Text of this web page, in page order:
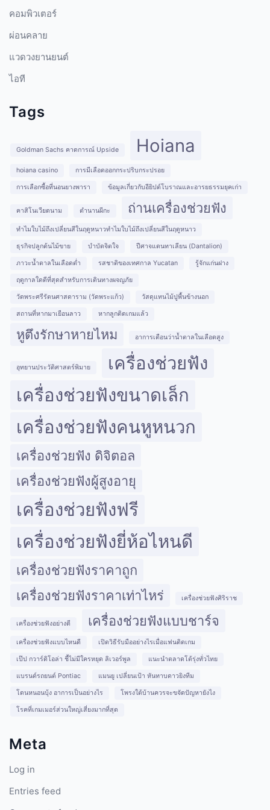
คอมพิวเตอร์
ผ่อนคลาย
แวดวงยานยนต์
ไอที
Tags
Goldman Sachs คาดการณ์ Upside Hoiana
hoiana casino การมีเลือดออกกระปริบกระปรอย
การเลือกซื้อที่นอนยางพารา ข้อมูลเกี่ยวกับอียิปต์โบราณและอารยธรรมยุคเก่า
คาสิโนเวียดนาม ตำนานผีกะ ถ่านเครื่องช่วยฟัง
ทำไมใบไม้ถึงเปลี่ยนสีในฤดูหนาวทำไมใบไม้ถึงเปลี่ยนสีในฤดูหนาว
ธุรกิจปลูกต้นไม้ขาย บำบัดจิตใจ ปีศาจแดนทาเลียน (Dantalion)
ภาวะน้ำตาลในเลือดต่ำ รสชาติของเทศกาล Yucatan รู้จักแก่นฝาง
ฤดูกาลใดดีที่สุดสำหรับการเดินทางผจญภัย
วัดพระศรีรัตนศาสดาราม (วัดพระแก้ว) วัสดุแทนไม้ปูพื้นข้างนอก
สถานที่หากมาเยือนลาว หากลูกติดเกมแล้ว
หูตึงรักษาหายไหม อาการเตือนว่าน้ำตาลในเลือดสูง
อุทยานประวัติศาสตร์พิมาย
เครื่องช่วยฟัง
เครื่องช่วยฟังขนาดเล็ก
เครื่องช่วยฟังคนหูหนวก
เครื่องช่วยฟัง ดิจิตอล
เครื่องช่วยฟังผู้สูงอายุ
เครื่องช่วยฟังฟรี
เครื่องช่วยฟังยี่ห้อไหนดี
เครื่องช่วยฟังราคาถูก
เครื่องช่วยฟังราคาเท่าไหร่
เครื่องช่วยฟังศิริราช
เครื่องช่วยฟังอย่างดี เครื่องช่วยฟังแบบชาร์จ
เครื่องช่วยฟังแบบไหนดี เปิดวิธีรับมืออย่างไรเมื่อแฟนติดเกม
เป๊ป กวาร์ดิโอล่า ชี้ไม่มีใครหยุด ลิเวอร์พูล แนะนำตลาดโต้รุ่งทั่วไทย
แบรนด์รถยนต์ Pontiac แมนยู เปลี่ยนเป้า หันทาบดาวยิงทีม
โดนหนอนบุ้ง อาการเป็นอย่างไร โพรงใต้บ้านควรจะขจัดปัญหายังไง
โรคที่เกมเมอร์ส่วนใหญ่เสี่ยงมากที่สุด
Meta
Log in
Entries feed